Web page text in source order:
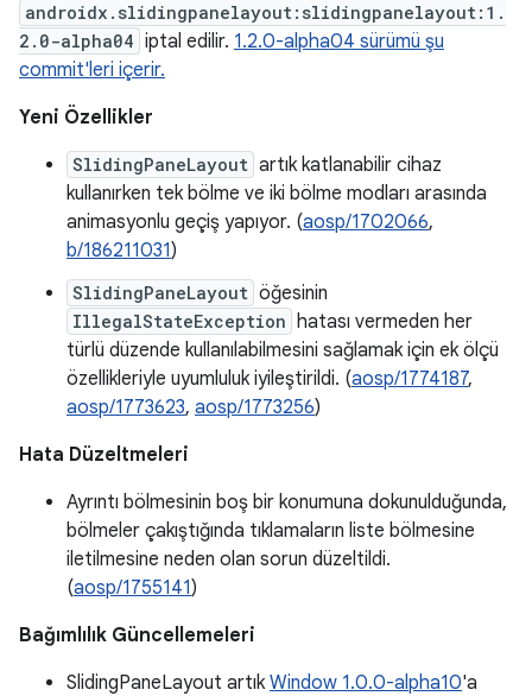
androidx.slidingpanelayout:slidingpanelayout:1.
2.0-alpha04 iptal edilir. 1.2.0-alpha04 sürümü şu
commit'leri içerir.
Yeni Özellikler
SlidingPaneLayout artık katlanabilir cihaz
kullanırken tek bölme ve iki bölme modları arasında
animasyonlu geçiş yapıyor. (aosp/1702066,
b/186211031)
SlidingPaneLayout öğesinin
IllegalStateException hatası vermeden her
türlü düzende kullanılabilmesini sağlamak için ek ölçü
özellikleriyle uyumluluk iyileştirildi. (aosp/1774187,
aosp/1773623, aosp/1773256)
Hata Düzeltmeleri
Ayrıntı bölmesinin boş bir konumuna dokunulduğunda,
bölmeler çakıştığında tıklamaların liste bölmesine
iletilmesine neden olan sorun düzeltildi.
(aosp/1755141)
Bağımlılık Güncellemeleri
SlidingPaneLayout artık Window 1.0.0-alpha10'a